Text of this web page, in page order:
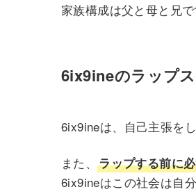
家族構成は父と母と兄で
6ix9ineのラップ
6ix9ineは、自己主張を
また、ラップする前に
6ix9ineはこの社会は自